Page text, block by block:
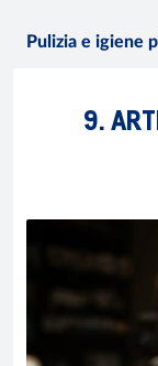
Pulizia e igiene
9.